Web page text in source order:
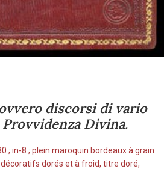
discorsi di vario
Divina.
; in-8 ; plein maroquin bordeaux à grain
dorés et à froid, titre doré,